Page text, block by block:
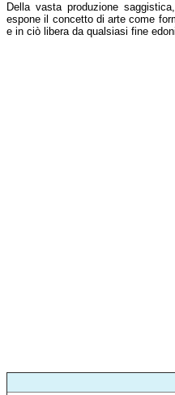
Della vasta produzione
espone il concetto di arte come
e in ciò libera da qualsiasi fine